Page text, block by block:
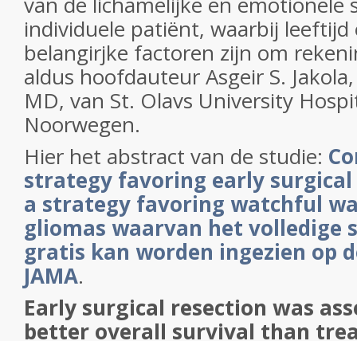
individuele patiënt, waarbij leeftijd
belangirjke factoren zijn om
aldus hoofdauteur Asgeir S. Jakola,
MD, van St. Olavs University
Noorwegen.
Hier het abstract van de studie:
strategy favoring early
a strategy favoring watchful
gliomas waarvan het volledige
gratis kan worden ingezien op
JAMA.
Early surgical resection was
better overall survival than